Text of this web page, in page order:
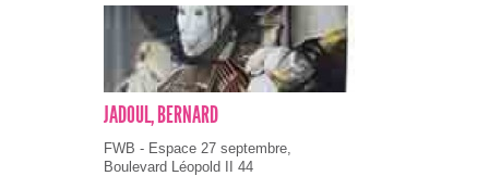
JADOUL, BERNARD
FWB - Espace 27 septembre,
Boulevard Léopold II 44